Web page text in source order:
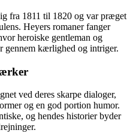
fra 1811 til 1820 og var præget
Heyers romaner fanger
heroiske gentleman og
gennem kærlighed og intriger.
ved deres skarpe dialoger,
og en god portion humor.
og hendes historier byder